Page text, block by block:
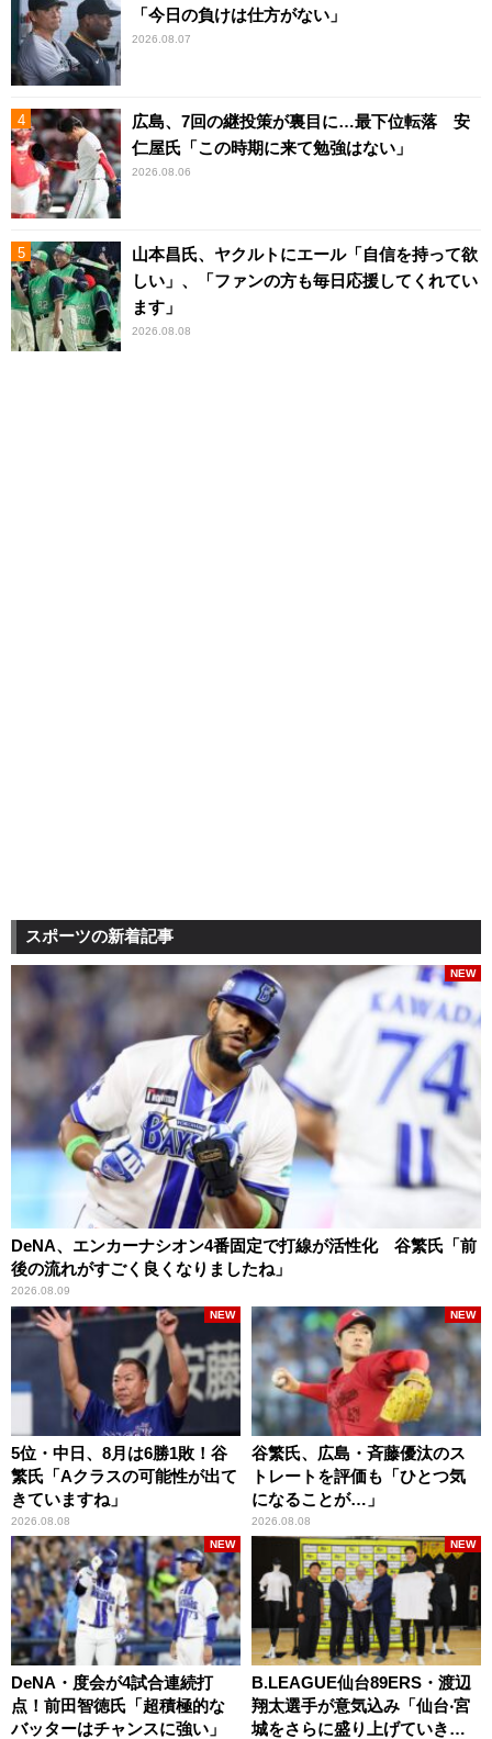
「今日の負けは仕方がない」
2026.08.07
広島、7回の継投策が裏目に…最下位転落 安
仁屋氏「この時期に来て勉強はない」
2026.08.06
山本昌氏、ヤクルトにエール「自信を持って欲
しい」、「ファンの方も毎日応援してくれてい
ます」
2026.08.08
スポーツの新着記事
DeNA、エンカーナシオン4番固定で打線が活性化 谷繁氏「前
後の流れがすごく良くなりましたね」
2026.08.09
NEW
5位・中日、8月は6勝1敗！谷
繁氏「Aクラスの可能性が出て
きていますね」
2026.08.08
NEW
谷繁氏、広島・斉藤優汰のス
トレートを評価も「ひとつ気
になることが…」
2026.08.08
NEW
DeNA・度会が4試合連続打
点！前田智徳氏「超積極的な
バッターはチャンスに強い」
NEW
B.LEAGUE仙台89ERS・渡辺
翔太選手が意気込み「仙台‧宮
城をさらに盛り上げていきた
NEW